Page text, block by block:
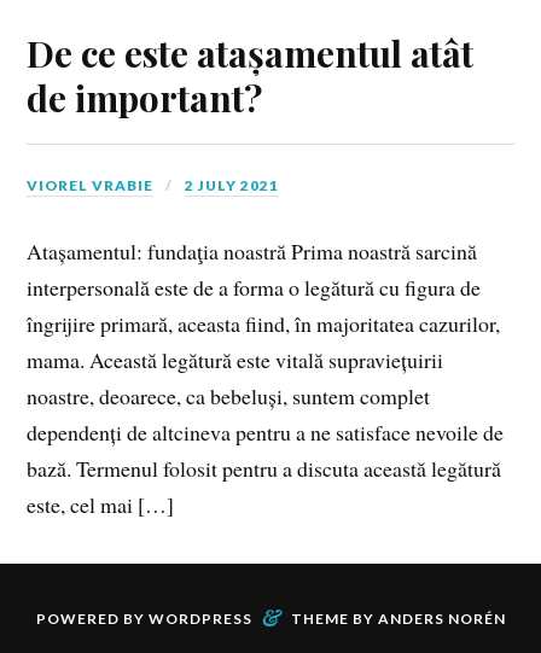
De ce este atașamentul atât
de important?
VIOREL VRABIE 2 JULY 2021
Atașamentul: fundaţia noastră Prima noastră sarcină
interpersonală este de a forma o legătură cu figura de
îngrijire primară, aceasta fiind, în majoritatea cazurilor,
mama. Această legătură este vitală supraviețuirii
noastre, deoarece, ca bebeluși, suntem complet
dependenți de altcineva pentru a ne satisface nevoile de
bază. Termenul folosit pentru a discuta această legătură
este, cel mai […]
POWERED BY WORDPRESS & THEME BY ANDERS NORÉN